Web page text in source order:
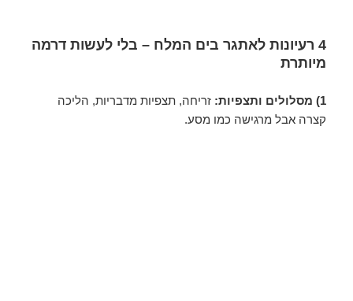
4 רעיונות לאתגר בים המלח – בלי לעשות דרמה
מיותרת
1) מסלולים ותצפיות:
זריחה, תצפיות מדבריות, הליכה
קצרה אבל מרגישה כמו מסע.